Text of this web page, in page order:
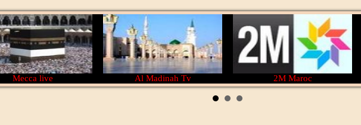
Mecca live Al Madinah Tv 2M Maroc